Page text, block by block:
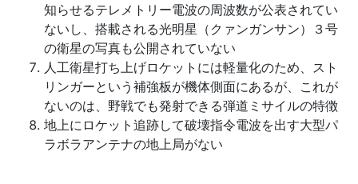
知らせるテレメトリー電波の周波数が公表されてい
ないし、搭載される光明星（クァンガンサン）３号
の衛星の写真も公開されていない
人工衛星打ち上げロケットには軽量化のため、スト
リンガーという補強板が機体側面にあるが、これが
ないのは、野戦でも発射できる弾道ミサイルの特徴
地上にロケット追跡して破壊指令電波を出す大型パ
ラボラアンテナの地上局がない